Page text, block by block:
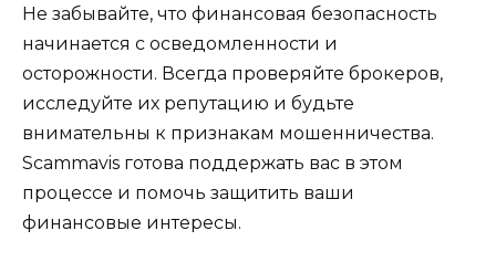
Не забывайте, что финансовая безопасность
начинается с осведомленности и
осторожности. Всегда проверяйте брокеров,
исследуйте их репутацию и будьте
внимательны к признакам мошенничества.
Scammavis готова поддержать вас в этом
процессе и помочь защитить ваши
финансовые интересы.